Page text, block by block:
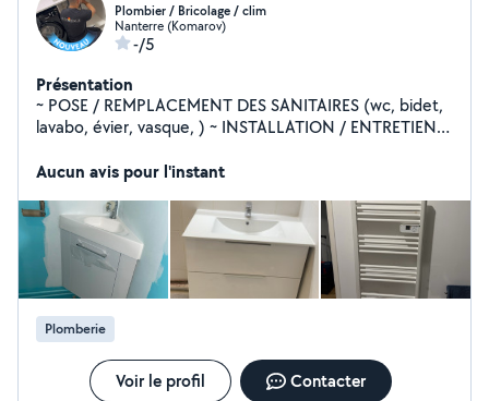
Plombier / Bricolage / clim
Nanterre (Komarov)
-/5
Présentation
~ POSE / REMPLACEMENT DES SANITAIRES (wc, bidet,
lavabo, évier, vasque, ) ~ INSTALLATION / ENTRETIEN
~ DEPANNAGE / RECHERCHE DE FUITE ~
(robinet, mitigeur, mélangeur, flexible, ) ~
DEBOUCHAGE/ REPARATION DES CANALISATIONS ~
DÉPANNAGE / REMPLACEMENT DE CHAUFFE-EAU
(chauffe-eau, ballon d'eau chaude, cumulus, ) ect
Aucun avis pour l'instant
Plomberie
Voir le profil Contacter